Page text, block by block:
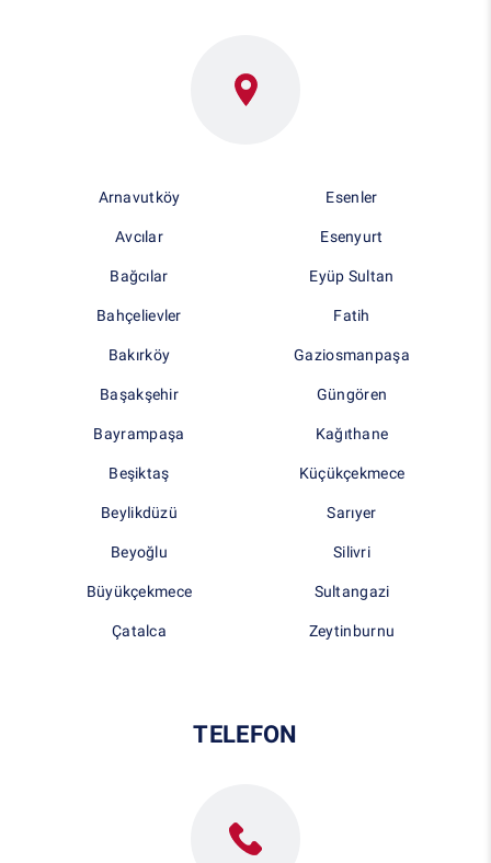
Arnavutköy Esenler
Avcılar Esenyurt
Bağcılar Eyüp Sultan
Bahçelievler Fatih
Bakırköy Gaziosmanpaşa
Başakşehir Güngören
Bayrampaşa Kağıthane
Beşiktaş Küçükçekmece
Beylikdüzü Sarıyer
Beyoğlu Silivri
Büyükçekmece Sultangazi
Çatalca Zeytinburnu
TELEFON